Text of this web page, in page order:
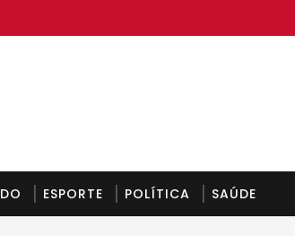
ESPORTE POLÍTICA SAÚDE